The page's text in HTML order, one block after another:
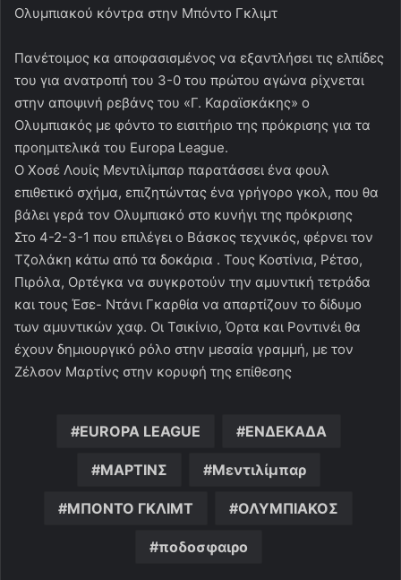
Ολυμπιακού κόντρα στην Μπόντο Γκλιμτ
Πανέτοιμος κα αποφασισμένος να εξαντλήσει τις ελπίδες
του για ανατροπή του 3-0 του πρώτου αγώνα ρίχνεται
στην αποψινή ρεβάνς του «Γ. Καραϊσκάκης» ο
Ολυμπιακός με φόντο το εισιτήριο της πρόκρισης για τα
προημιτελικά του Europa League.
Ο Χοσέ Λουίς Μεντιλίμπαρ παρατάσσει ένα φουλ
επιθετικό σχήμα, επιζητώντας ένα γρήγορο γκολ, που θα
βάλει γερά τον Ολυμπιακό στο κυνήγι της πρόκρισης
Στο 4-2-3-1 που επιλέγει ο Βάσκος τεχνικός, φέρνει τον
Τζολάκη κάτω από τα δοκάρια . Τους Κοστίνια, Ρέτσο,
Πιρόλα, Ορτέγκα να συγκροτούν την αμυντική τετράδα
και τους Έσε- Ντάνι Γκαρθία να απαρτίζουν το δίδυμο
των αμυντικών χαφ. Οι Τσικίνιο, Όρτα και Ροντινέι θα
έχουν δημιουργικό ρόλο στην μεσαία γραμμή, με τον
Ζέλσον Μαρτίνς στην κορυφή της επίθεσης
EUROPA LEAGUE ΕΝΔΕΚΑΔΑ
ΜΑΡΤΙΝΣ Μεντιλίμπαρ
ΜΠΟΝΤΟ ΓΚΛΙΜΤ ΟΛΥΜΠΙΑΚΟΣ
ποδοσφαιρο